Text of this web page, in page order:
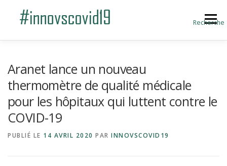
Recherche
Menu
SOUMETTRE UNE INNOVATION
Aranet lance un nouveau
thermomètre de qualité médicale
pour les hôpitaux qui luttent contre le
COVID-19
PUBLIÉ LE 14 AVRIL 2020 PAR INNOVSCOVID19